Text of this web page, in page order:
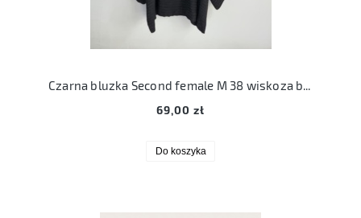
69,00 zł
Do koszyka